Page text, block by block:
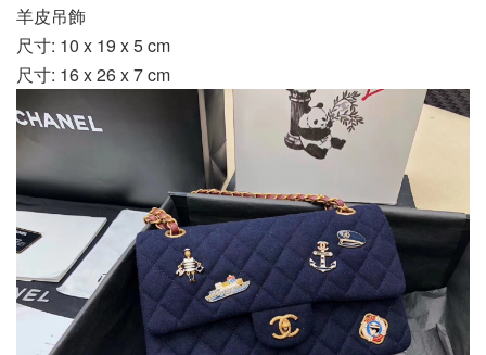
羊皮吊飾
尺寸: 10 x 19 x 5 cm
尺寸: 16 x 26 x 7 cm